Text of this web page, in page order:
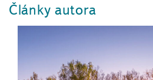
Články autora